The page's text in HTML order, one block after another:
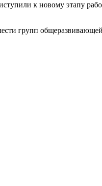
к новому этапу
групп